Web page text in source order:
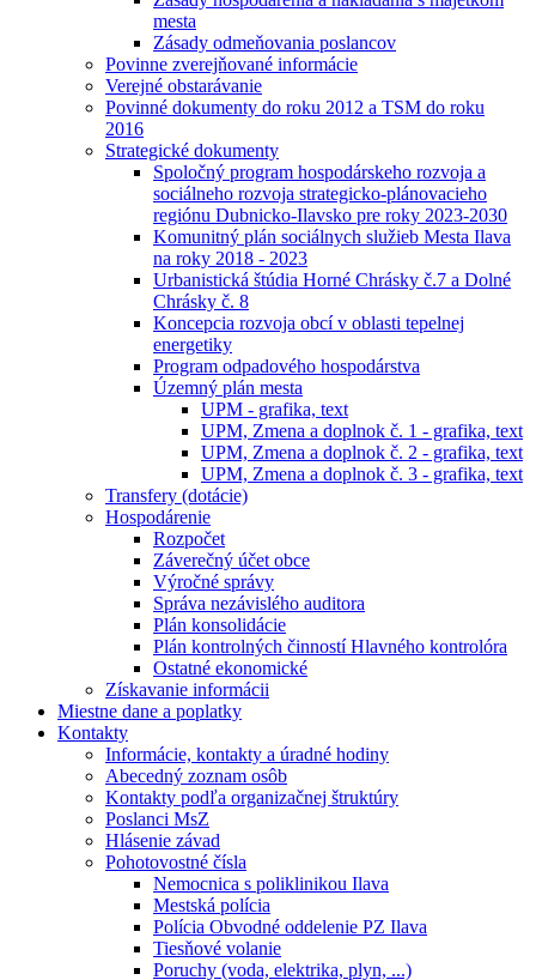
mesta
Zásady odmeňovania poslancov
Povinne zverejňované informácie
Verejné obstarávanie
Povinné dokumenty do roku 2012 a TSM do roku
2016
Strategické dokumenty
Spoločný program hospodárskeho rozvoja a
sociálneho rozvoja strategicko-plánovacieho
regiónu Dubnicko-Ilavsko pre roky 2023-2030
Komunitný plán sociálnych služieb Mesta Ilava
na roky 2018 - 2023
Urbanistická štúdia Horné Chrásky č.7 a Dolné
Chrásky č. 8
Koncepcia rozvoja obcí v oblasti tepelnej
energetiky
Program odpadového hospodárstva
Územný plán mesta
UPM - grafika, text
UPM, Zmena a doplnok č. 1 - grafika, text
UPM, Zmena a doplnok č. 2 - grafika, text
UPM, Zmena a doplnok č. 3 - grafika, text
Transfery (dotácie)
Hospodárenie
Rozpočet
Záverečný účet obce
Výročné správy
Správa nezávislého auditora
Plán konsolidácie
Plán kontrolných činností Hlavného kontrolóra
Ostatné ekonomické
Získavanie informácii
Miestne dane a poplatky
Kontakty
Informácie, kontakty a úradné hodiny
Abecedný zoznam osôb
Kontakty podľa organizačnej štruktúry
Poslanci MsZ
Hlásenie závad
Pohotovostné čísla
Nemocnica s poliklinikou Ilava
Mestská polícia
Polícia Obvodné oddelenie PZ Ilava
Tiesňové volanie
Poruchy (voda, elektrika, plyn, ...)